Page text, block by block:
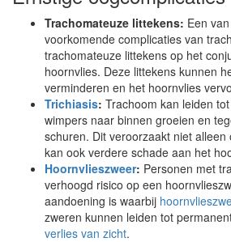
Trachomateuze littekens: Een
voorkomende complicaties van
trachomateuze littekens op het
hoornvlies. Deze littekens kunnen
verminderen en het hoornvlies
Trichiasis: Trachoom kan leiden
wimpers naar binnen groeien en
schuren. Dit veroorzaakt niet
kan ook verdere schade aan het
Hoornvlieszweer: Personen met
verhoogd risico op een
aandoening is waarbij
zweren kunnen leiden tot
verlies van zicht.